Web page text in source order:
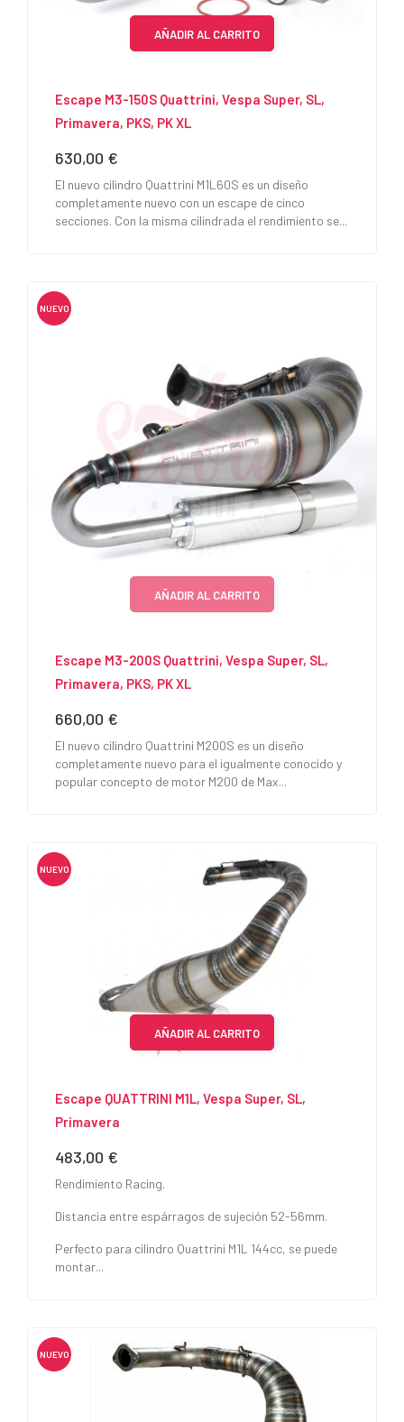
AÑADIR AL CARRITO
Escape M3-150S Quattrini, Vespa Super, SL,
Primavera, PKS, PK XL
Precio
630,00 €
El nuevo cilindro Quattrini M1L60S es un diseño
completamente nuevo con un escape de cinco
secciones. Con la misma cilindrada el rendimiento se...
NUEVO
AÑADIR AL CARRITO
Escape M3-200S Quattrini, Vespa Super, SL,
Primavera, PKS, PK XL
Precio
660,00 €
El nuevo cilindro Quattrini M200S es un diseño
completamente nuevo para el igualmente conocido y
popular concepto de motor M200 de Max...
NUEVO
AÑADIR AL CARRITO
Escape QUATTRINI M1L, Vespa Super, SL,
Primavera
Precio
483,00 €
Rendimiento Racing.
Distancia entre espárragos de sujeción 52-56mm.
Perfecto para cilindro Quattrini M1L 144cc, se puede
montar...
NUEVO